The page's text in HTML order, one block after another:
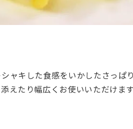
ャキした食感をいかしたさっぱ
えたり幅広くお使いいただけま